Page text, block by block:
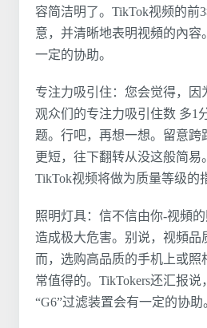
容简洁明了。TikTok视频的前
意，并清晰地表明视頻的內容
一定的协助。
专注力吸引住：您会觉得，因
观众们的专注力吸引住数 多1
题。行吧，再想一想。留意跨
更短，往下翻转从没这般简易
TikTok视频将做为质量等级的
照明灯具：信不信由你-视頻
造成极大危害。别说，视頻品
而，选购高品质的手机上或照
常值得的。TikTokers还汇报
“G6”过滤装置会有一定的协助